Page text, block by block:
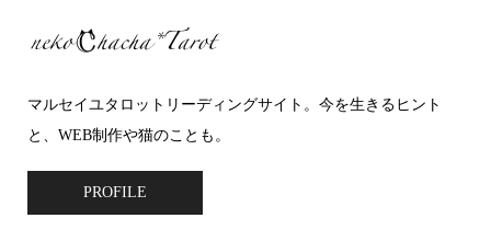
マルセイユタロットリーディングサイト。今を生きるヒント
と、WEB制作や猫のことも。
PROFILE